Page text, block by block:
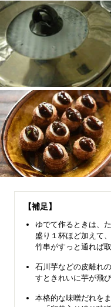
【補足】
ゆでて作るときは、
盛り１杯ほど加えて
竹串がすっと通れば
石川芋などの皮離れ
すときれいに芋が飛
本格的な味噌だれを